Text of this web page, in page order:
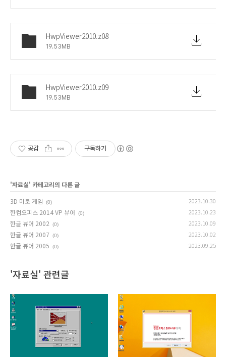
HwpViewer2010.z08
19.53MB
HwpViewer2010.z09
19.53MB
공감 구독하기
'자료실' 카테고리의 다른 글
3D 미로 게임
(0) 2023.10.30
한컴오피스 2014 VP 뷰어 (0) 2023.10.23
한글 뷰어 2002 (0) 2023.10.09
한글 뷰어 2007 (0) 2023.10.02
한글 뷰어 2005 (0) 2023.09.25
'자료실' 관련글